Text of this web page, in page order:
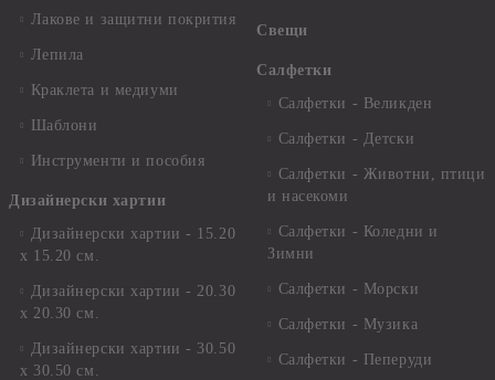
Лакове и защитни покрития
Лепила
Краклета и медиуми
Шаблони
Инструменти и пособия
Дизайнерски хартии
Дизайнерски хартии - 15.20
х 15.20 см.
Дизайнерски хартии - 20.30
х 20.30 см.
Дизайнерски хартии - 30.50
х 30.50 см.
Свещи
Салфетки
Салфетки - Великден
Салфетки - Детски
Салфетки - Животни, птици
и насекоми
Салфетки - Коледни и
Зимни
Салфетки - Морски
Салфетки - Музика
Салфетки - Пеперуди